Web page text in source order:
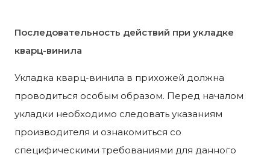
Последовательность действий при укладке
кварц-винила
Укладка кварц-винила в прихожей должна
проводиться особым образом. Перед началом
укладки необходимо следовать указаниям
производителя и ознакомиться со
специфическими требованиями для данного